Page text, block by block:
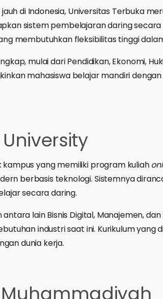
di Indonesia, Universitas Terbuka
sistem pembelajaran daring secara
membutuhkan fleksibilitas tinggi
mulai dari Pendidikan, Ekonomi,
mahasiswa belajar mandiri
yang memiliki program kuliah
berbasis teknologi. Sistemnya
secara daring.
lain Bisnis Digital, Manajemen,
industri saat ini. Kurikulum yang
dunia kerja.
Muhammadiyah